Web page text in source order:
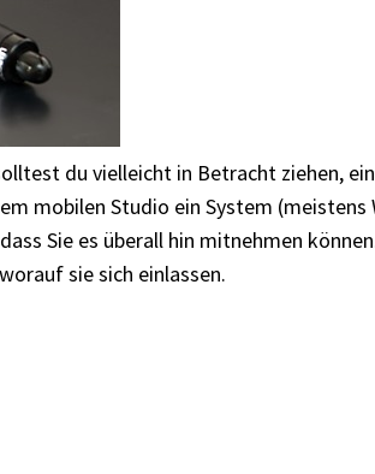
du vielleicht in Betracht ziehen,
mobilen Studio ein System
Sie es überall hin mitnehmen
sie sich einlassen.